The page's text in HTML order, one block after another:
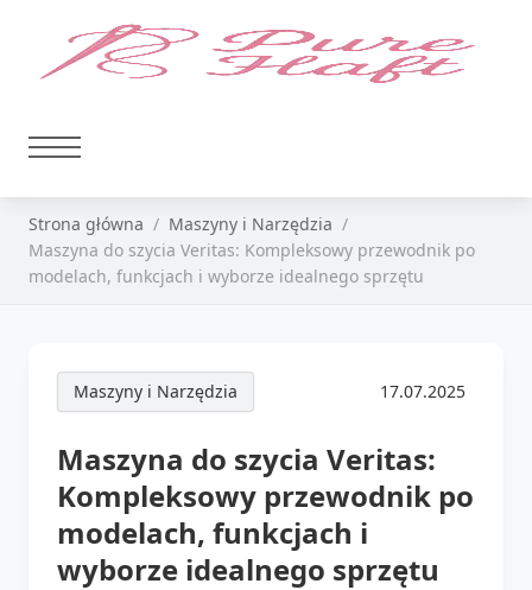
Strona główna
Maszyny i Narzędzia
Maszyna do szycia Veritas: Kompleksowy przewodnik po
modelach, funkcjach i wyborze idealnego sprzętu
Maszyny i Narzędzia 17.07.2025
Maszyna do szycia Veritas:
Kompleksowy przewodnik po
modelach, funkcjach i
wyborze idealnego sprzętu